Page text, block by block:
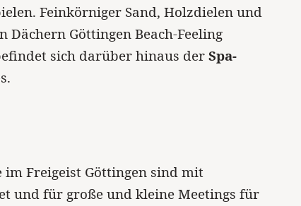
Feinkörniger Sand, Holzdielen und
Dächern Göttingen Beach-Feeling
sich darüber hinaus derSpa-
im Freigeist Göttingen sind mit
und für große und kleine Meetings für